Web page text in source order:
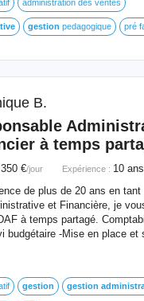
administration des ventes
gestion pedagogique pré
B.
à temps
€/jour Expérience : 10
de plus de 20 ans en tant
et Financière, je
à temps partagé.
budgétaire -Mise en place et
gestion gestion